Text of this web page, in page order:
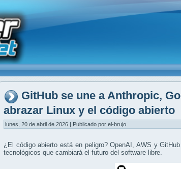
GitHub se une a Anthropic,
abrazar Linux y el código abierto
lunes, 20 de abril de 2026 | Publicado por el-brujo
¿El código abierto está en peligro? OpenAI, AWS y
tecnológicos que cambiará el futuro del software libre.